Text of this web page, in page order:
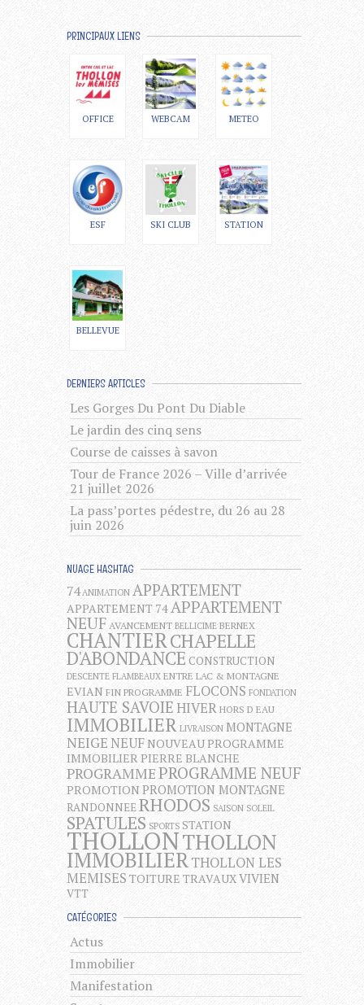
PRINCIPAUX LIENS
OFFICE WEBCAM METEO
ESF SKI CLUB STATION
BELLEVUE
DERNIERS ARTICLES
Les Gorges Du Pont Du Diable
Le jardin des cinq sens
Course de caisses à savon
Tour de France 2026 – Ville d’arrivée
21 juillet 2026
La pass’portes pédestre, du 26 au 28
juin 2026
NUAGE HASHTAG
74 ANIMATION APPARTEMENT
APPARTEMENT 74APPARTEMENT
NEUF AVANCEMENT BELLICIME BERNEX
CHANTIERCHAPELLE
D'ABONDANCE CONSTRUCTION
DESCENTE FLAMBEAUX ENTRE LAC & MONTAGNE
EVIAN FIN PROGRAMME FLOCONS FONDATION
HAUTE SAVOIE HIVER HORS D EAU
IMMOBILIER LIVRAISON MONTAGNE
NEIGENEUF NOUVEAU PROGRAMME
IMMOBILIER PIERRE BLANCHE
PROGRAMMEPROGRAMME NEUF
PROMOTION PROMOTION MONTAGNE
RANDONNEERHODOS SAISON SOLEIL
SPATULES SPORTS STATION
THOLLONTHOLLON
IMMOBILIERTHOLLON LES
MEMISES TOITURE TRAVAUXVIVIEN
VTT
CATÉGORIES
Actus
Immobilier
Manifestation